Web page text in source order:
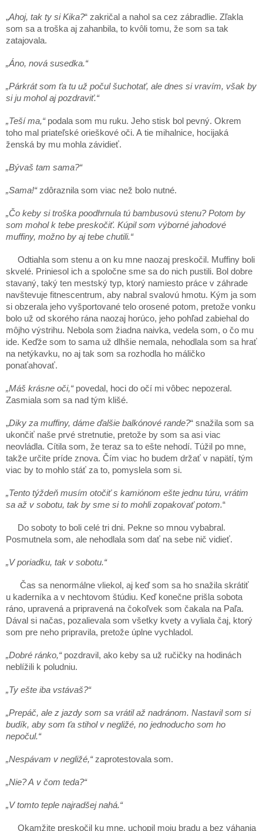
„Ahoj, tak ty si Kika?“ zakričal a nahol sa cez zábradlie. Zľakla
som sa a troška aj zahanbila, to kvôli tomu, že som sa tak
zatajovala.
„Áno, nová susedka.“
„Párkrát som ťa tu už počul šuchotať, ale dnes si vravím, však by
si ju mohol aj pozdraviť.“
„Teší ma,“podala som mu ruku. Jeho stisk bol pevný. Okrem
toho mal priateľské orieškové oči. A tie mihalnice, hocijaká
ženská by mu mohla závidieť.
„Bývaš tam sama?“
„Sama!“zdôraznila som viac než bolo nutné.
„Čo keby si troška poodhrnula tú bambusovú stenu? Potom by
som mohol k tebe preskočiť. Kúpil som výborné jahodové
muffiny, možno by aj tebe chutili.“
Odtiahla som stenu a on ku mne naozaj preskočil. Muffiny boli
skvelé. Priniesol ich a spoločne sme sa do nich pustili. Bol dobre
stavaný, taký ten mestský typ, ktorý namiesto práce v záhrade
navštevuje fitnescentrum, aby nabral svalovú hmotu. Kým ja som
si obzerala jeho vyšportované telo orosené potom, pretože vonku
bolo už od skorého rána naozaj horúco, jeho pohľad zabiehal do
môjho výstrihu. Nebola som žiadna naivka, vedela som, o čo mu
ide. Keďže som to sama už dlhšie nemala, nehodlala som sa hrať
na netýkavku, no aj tak som sa rozhodla ho máličko
ponaťahovať.
„Máš krásne oči,“povedal, hoci do očí mi vôbec nepozeral.
Zasmiala som sa nad tým klišé.
„Diky za muffiny, dáme ďalšie balkónové rande?“ snažila som sa
ukončiť naše prvé stretnutie, pretože by som sa asi viac
neovládla. Cítila som, že teraz sa to ešte nehodí. Túžil po mne,
takže určite príde znova. Čím viac ho budem držať v napätí, tým
viac by to mohlo stáť za to, pomyslela som si.
„Tento týždeň musím otočiť s kamiónom ešte jednu túru, vrátim
sa až v sobotu, tak by sme si to mohli zopakovať potom.“
Do soboty to boli celé tri dni. Pekne so mnou vybabral.
Posmutnela som, ale nehodlala som dať na sebe nič vidieť.
„V poriadku, tak v sobotu.“
Čas sa nenormálne vliekol, aj keď som sa ho snažila skrátiť
u kaderníka a v nechtovom štúdiu. Keď konečne prišla sobota
ráno, upravená a pripravená na čokoľvek som čakala na Paľa.
Dával si načas, pozalievala som všetky kvety a vyliala čaj, ktorý
som pre neho pripravila, pretože úplne vychladol.
„Dobré ránko,“pozdravil, ako keby sa už ručičky na hodinách
neblížili k poludniu.
„Ty ešte iba vstávaš?“
„Prepáč, ale z jazdy som sa vrátil až nadránom. Nastavil som si
budík, aby som ťa stihol v negližé, no jednoducho som ho
nepočul.“
„Nespávam v negližé,“zaprotestovala som.
„Nie? A v čom teda?“
„V tomto teple najradšej nahá.“
Okamžite preskočil ku mne, uchopil moju bradu a bez váhania